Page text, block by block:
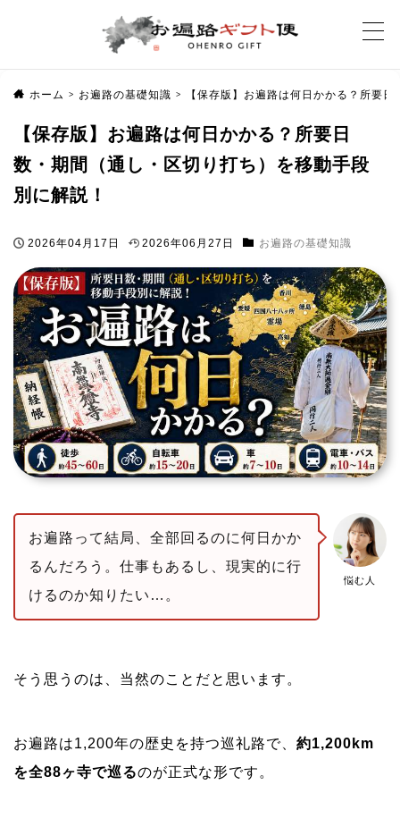
ホーム > お遍路の基礎知識 > 【保存版】お遍路は何日かかる？所要
【保存版】お遍路は何日かかる？所要日
数・期間（通し・区切り打ち）を移動手段
別に解説！
2026年04月17日 2026年06月27日 お遍路の基礎知識
悩む人
お遍路って結局、全部回るのに何日かか
るんだろう。仕事もあるし、現実的に行
けるのか知りたい…。
そう思うのは、当然のことだと思います。
お遍路は1,200年の歴史を持つ巡礼路で、 約1,200km
を全88ヶ寺で巡るのが正式な形です。